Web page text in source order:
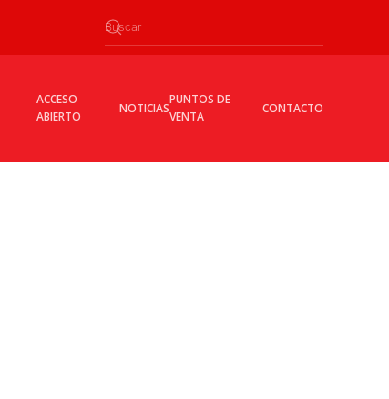
ACCESO
ABIERTO
NOTICIAS
PUNTOS DE
VENTA
CONTACTO